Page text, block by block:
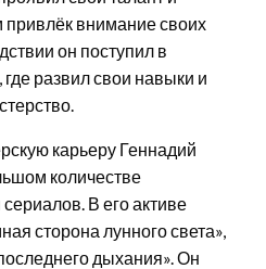
привлёк внимание своих
он поступил в
развил свои навыки и
карьеру Геннадий
количестве
В его активе
сторона лунного света»,
дыхания». Он